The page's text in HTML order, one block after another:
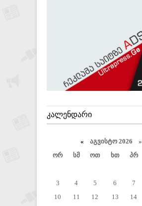
ᲙᲐᲚᲔᲜᲓᲐᲠᲘ
« აგვისტო 2026 »
ორ
სმ ოთ ხთ პრ
3
4 5 6 7
10
11 12 13 14